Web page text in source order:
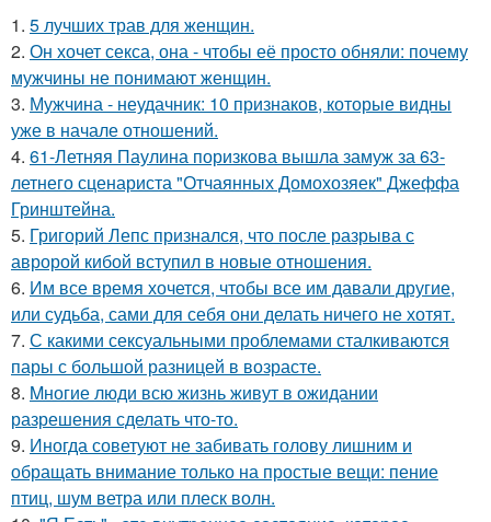
1. 5 лучших трав для женщин.
2. Он хочет секса, она - чтобы её просто обняли: почему
мужчины не понимают женщин.
3. Мужчина - неудачник: 10 признаков, которые видны
уже в начале отношений.
4. 61-Летняя Паулина поризкова вышла замуж за 63-
летнего сценариста "Отчаянных Домохозяек" Джеффа
Гринштейна.
5. Григорий Лепс признался, что после разрыва с
авророй кибой вступил в новые отношения.
6. Им все время хочется, чтобы все им давали другие,
или судьба, сами для себя они делать ничего не хотят.
7. С какими сексуальными проблемами сталкиваются
пары с большой разницей в возрасте.
8. Mногие люди всю жизнь живут в ожидании
разрешения сделать что-то.
9. Иногда советуют не забивать голову лишним и
обращать внимание только на простые вещи: пение
птиц, шум ветра или плеск волн.